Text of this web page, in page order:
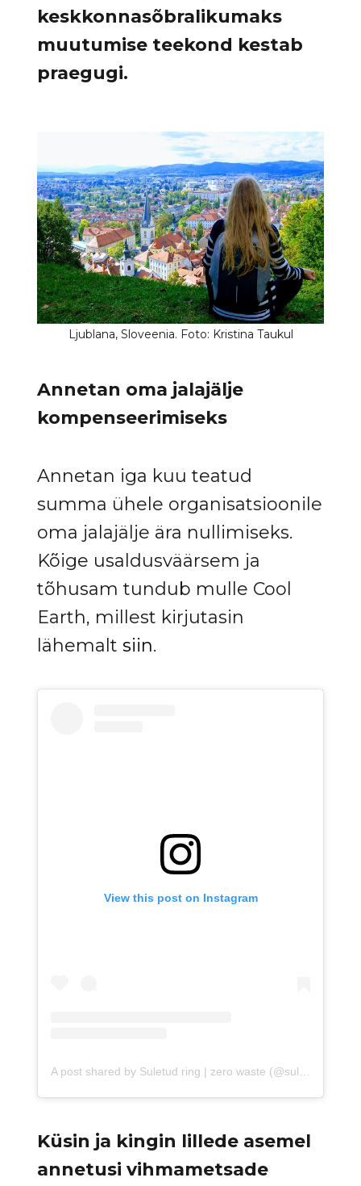
keskkonnasõbralikumaks
muutumise teekond kestab
praegugi.
Annetan oma jalajälje
kompenseerimiseks
Annetan iga kuu teatud
summa ühele organisatsioonile
oma jalajälje ära nullimiseks.
Kõige usaldusväärsem ja
tõhusam tundub mulle Cool
Earth, millest kirjutasin
lähemalt siin.
View this post on Instagram
Küsin ja kingin lillede asemel
annetusi vihmametsade